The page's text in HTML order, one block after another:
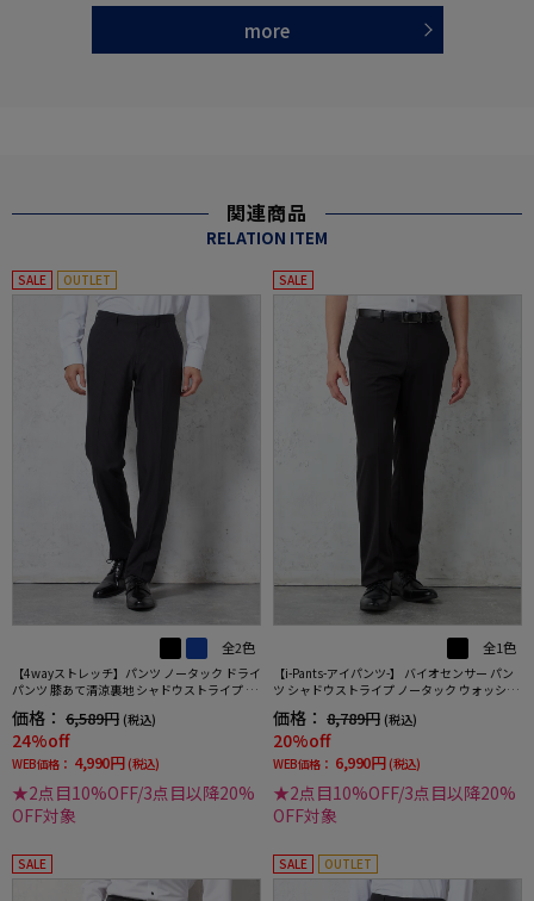
more
関連商品
RELATION ITEM
SALE OUTLET
全2色
【4wayストレッチ】パンツ ノータック ドライ
パンツ 膝あて清涼裏地 シャドウストライプ ne
ro 春夏【スリムデザイン】
価格： 6,589円 (税込)
24%off
WEB価格： 4,990円 (税込)
★2点目10%OFF/3点目以降20%
OFF対象
SALE
全1色
【i-Pants-アイパンツ-】 バイオセンサー パン
ツ シャドウストライプ ノータック ウォッシャ
ブル 春夏 (スリム)
価格： 8,789円 (税込)
20%off
WEB価格： 6,990円 (税込)
★2点目10%OFF/3点目以降20%
OFF対象
SALE SALE OUTLET